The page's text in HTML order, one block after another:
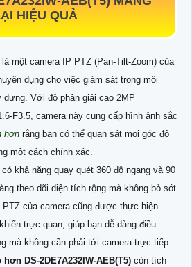
HIỆU QUẢ
là một camera IP PTZ (Pan-Tilt-Zoom) của
dụng cho việc giám sát trong môi
Với độ phân giải cao 2MP
F3.5, camera này cung cấp hình ảnh sắc
hơn rằng bạn có thể quan sát mọi góc độ
một cách chính xác.
có khả năng quay quét 360 độ ngang và 90
theo dõi diện tích rộng mà không bỏ sót
của camera cũng được thực hiện
trực quan, giúp bạn dễ dàng điều
mà không cần phải tới camera trực tiếp.
hơn DS-2DE7A232IW-AEB(T5) còn tích